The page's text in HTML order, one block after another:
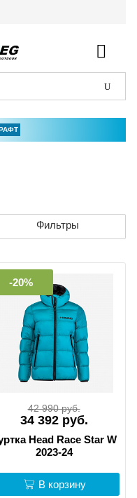
Фильтры
-20%
42 990 руб.
34 392 руб.
Head Race Star W
2023-24
В корзину